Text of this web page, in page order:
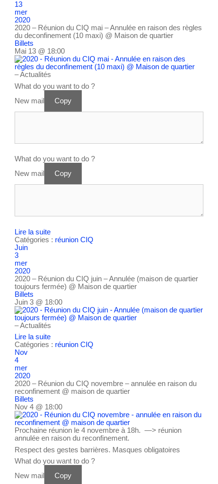
13
mer
2020
2020 – Réunion du CIQ mai – Annulée en raison des règles
du deconfinement (10 maxi) @ Maison de quartier
Billets
Mai 13 @ 18:00
– Actualités
What do you want to do ?
New mail
Copy
What do you want to do ?
New mail
Copy
Lire la suite
Catégories : réunion CIQ
Juin
3
mer
2020
2020 – Réunion du CIQ juin – Annulée (maison de quartier
toujours fermée) @ Maison de quartier
Billets
Juin 3 @ 18:00
– Actualités
Lire la suite
Catégories : réunion CIQ
Nov
4
mer
2020
2020 – Réunion du CIQ novembre – annulée en raison du
reconfinement @ maison de quartier
Billets
Nov 4 @ 18:00
Prochaine réunion le 4 novembre à 18h. —> réunion
annulée en raison du reconfinement.
Respect des gestes barrières. Masques obligatoires
What do you want to do ?
New mail
Copy